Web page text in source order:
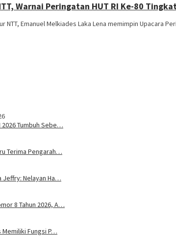
Warnai Peringatan HUT RI Ke-80
NTT, Emanuel Melkiades Laka Lena memimpin Upacara
2026 Tumbuh Sebe…
Terima Pengarah…
Jeffry: Nelayan Ha…
8 Tahun 2026, A…
Memiliki Fungsi P…